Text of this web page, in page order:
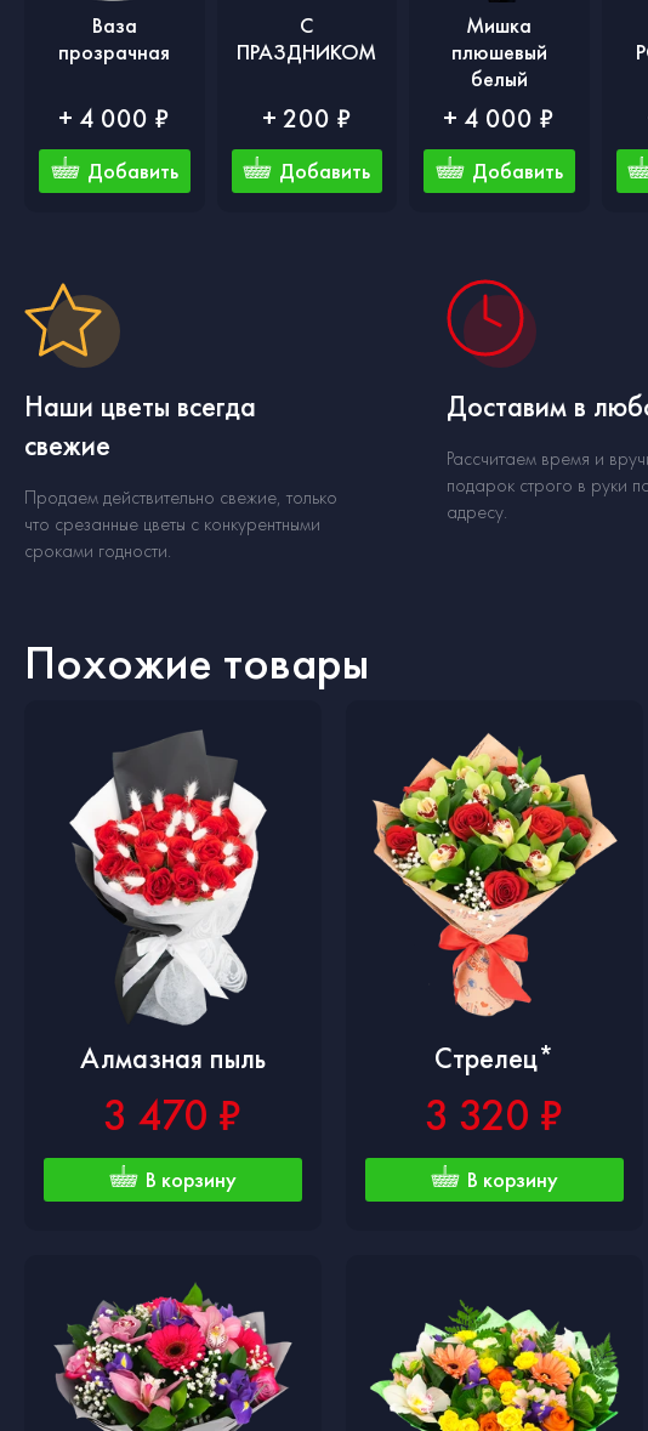
Ваза
прозрачная
+ 4 000 ₽
Добавить
С
ПРАЗДНИКОМ
+ 200 ₽
Добавить
Мишка
плюшевый
белый
+ 4 000 ₽
Добавить
Наши цветы всегда
свежие
Продаем действительно свежие, только
что срезанные цветы с конкурентными
сроками годности.
Доставим в
Рассчитаем время и
подарок строго в руки
адресу.
Похожие товары
Алмазная пыль
3 470 ₽
В корзину
Стрелец*
3 320 ₽
В корзину